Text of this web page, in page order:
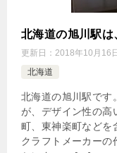
北海道の旭川駅は
更新日： 2018年10月16日
北海道
北海道の旭川駅です
が、デザイン性の高
町、東神楽町などを
クラフトメーカーの